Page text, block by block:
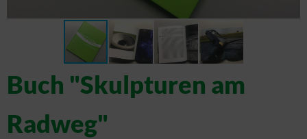
Buch "Skulpturen am
Radweg"